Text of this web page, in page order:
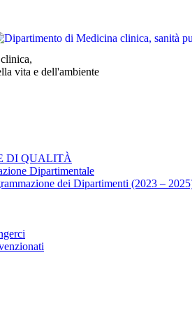
vita e dell'ambiente
DI QUALITÀ
Dipartimentale
dei Dipartimenti (2023 –